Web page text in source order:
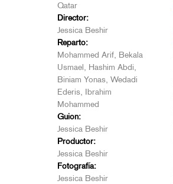
Qatar
Director:
Jessica Beshir
Reparto:
Mohammed Arif, Bekala
Usmael, Hashim Abdi,
Biniam Yonas, Wedadi
Ederis, Ibrahim
Mohammed
Guion:
Jessica Beshir
Productor:
Jessica Beshir
Fotografía:
Jessica Beshir